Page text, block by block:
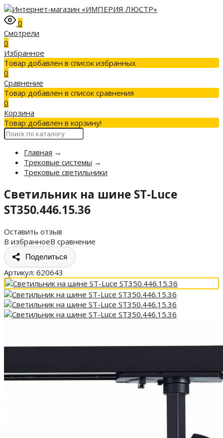
0
Смотрели
0
Избранное
Товар добавлен в список избранных
0
Сравнение
Товар добавлен в список сравнения
0
Корзина
Товар добавлен в корзину!
Главная →
Трековые системы →
Трековые светильники
Светильник на шине ST-Luce
ST350.446.15.36
Оставить отзыв
В избранноеВ сравнение
Поделиться
Артикул: 620643